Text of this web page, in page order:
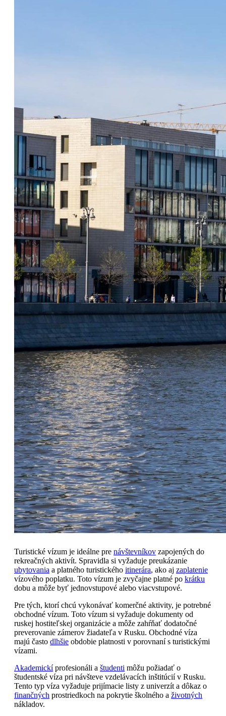
Turistické vízum je ideálne pre návštevníkov zapojených do
rekreačných aktivít. Spravidla si vyžaduje preukázanie
ubytovania a platného turistického itinerára, ako aj zaplatenie
vízového poplatku. Toto vízum je zvyčajne platné po krátku
dobu a môže byť jednovstupové alebo viacvstupové.
Pre tých, ktorí chcú vykonávať komerčné aktivity, je potrebné
obchodné vízum. Toto vízum si vyžaduje dokumenty od
ruskej hostiteľskej organizácie a môže zahŕňať dodatočné
preverovanie zámerov žiadateľa v Rusku. Obchodné víza
majú často dlhšie obdobie platnosti v porovnaní s turistickými
vízami.
Akademickíprofesionáli a študenti môžu požiadať o
študentské víza pri návšteve vzdelávacích inštitúcií v Rusku.
Tento typ víza vyžaduje prijímacie listy z univerzít a dôkaz o
finančných prostriedkoch na pokrytie školného a životných
nákladov.